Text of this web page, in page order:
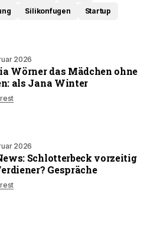
Silikonfugen Startup
2026
Wörner das Mädchen ohne
als Jana Winter
2026
Schlotterbeck vorzeitig
Gespräche